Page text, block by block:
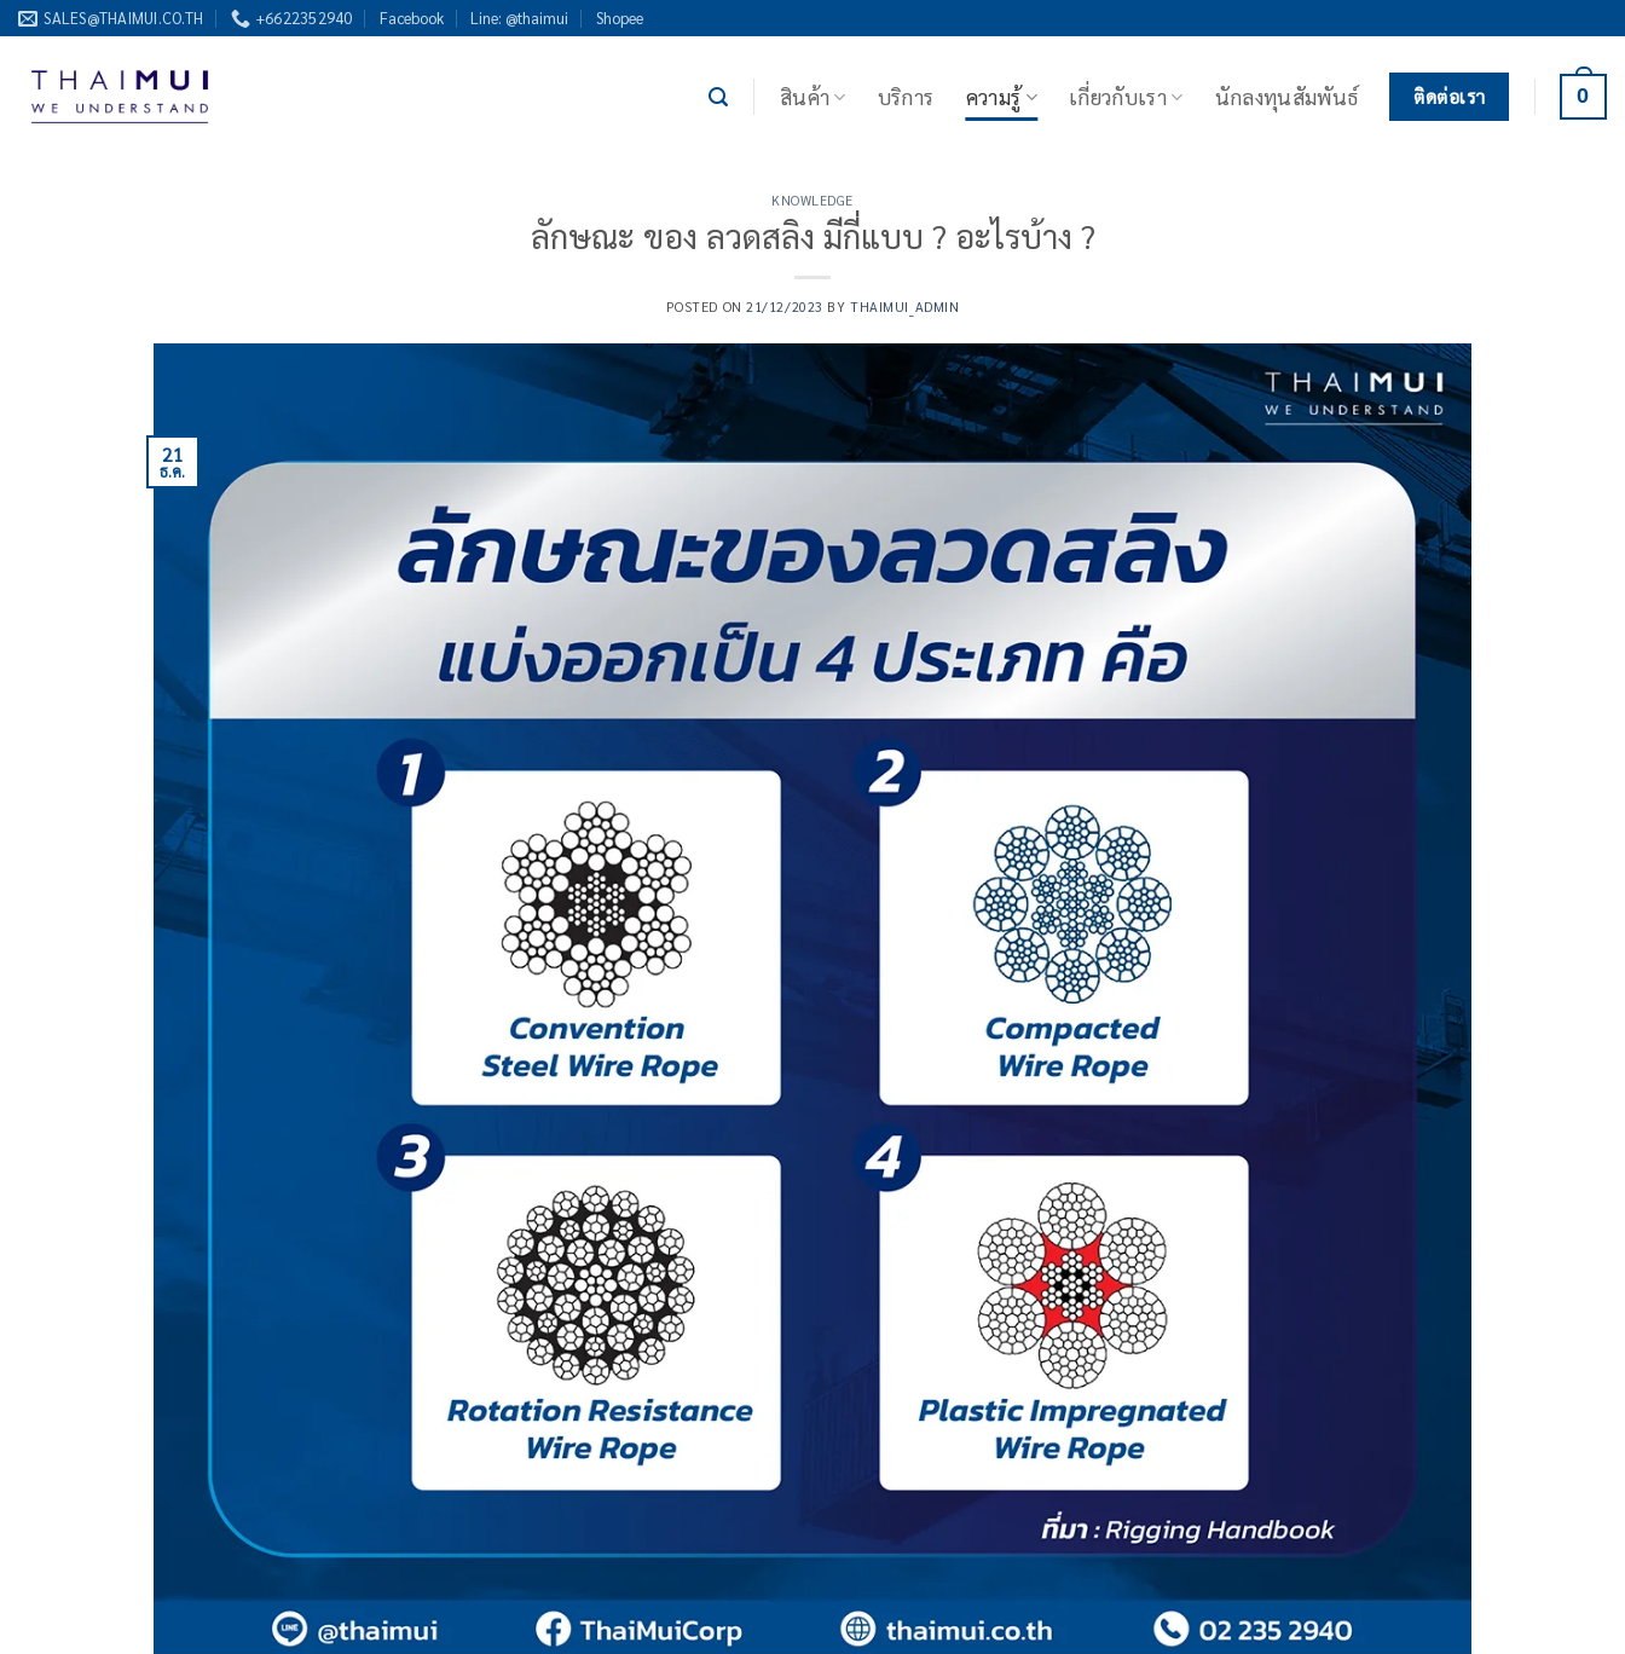
ข้าม
ไป
เนื้อหา
SALES@THAIMUI.CO.TH +6622352940 Facebook Line: @thaimui Shopee
สินค้า บริการ ความรู้ เกี่ยวกับเรา นักลงทุนสัมพันธ์ ติดต่อเรา 0
KNOWLEDGE
ลักษณะ ของ ลวดสลิง มีกี่แบบ ? อะไรบ้าง ?
POSTED ON21/12/2023 BYTHAIMUI_ADMIN
21
ธ.ค.